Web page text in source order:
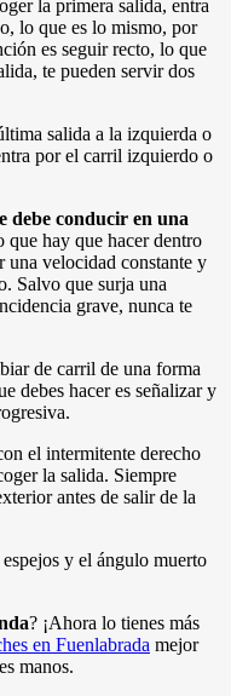
la primera salida, entra
lo que es lo mismo, por
es seguir recto, lo que
te pueden servir dos
salida a la izquierda o
por el carril izquierdo o
debe conducir en una
que hay que hacer dentro
una velocidad constante y
Salvo que surja una
grave, nunca te
de carril de una forma
debes hacer es señalizar y
el intermitente derecho
la salida. Siempre
antes de salir de la
y el ángulo muerto
? ¡Ahora lo tienes más
en Fuenlabrada mejor
manos.